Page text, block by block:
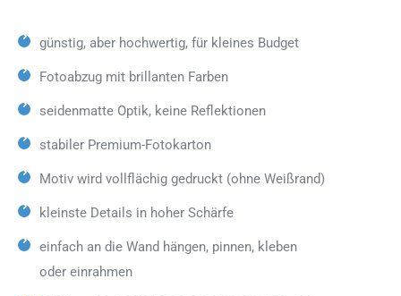
günstig, aber hochwertig, für kleines Budget
Fotoabzug mit brillanten Farben
seidenmatte Optik, keine Reflektionen
stabiler Premium-Fotokarton
Motiv wird vollflächig gedruckt (ohne Weißrand)
kleinste Details in hoher Schärfe
einfach an die Wand hängen, pinnen, kleben
oder einrahmen